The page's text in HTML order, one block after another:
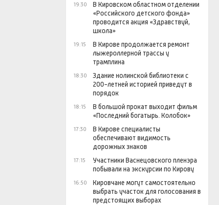
19:30
В Кировском областном отделении
«Российского детского фонда»
проводится акция «Здравствуй,
школа»
19:15
В Кирове продолжается ремонт
лыжероллерной трассы у
трамплина
18:30
Здание нолинской библиотеки с
200-летней историей приведут в
порядок
18:15
В большой прокат выходит фильм
«Последний богатырь. Колобок»
17:30
В Кирове специалисты
обеспечивают видимость
дорожных знаков
17:15
Участники Васнецовского пленэра
побывали на экскурсии по Кирову
16:50
Кировчане могут самостоятельно
выбрать участок для голосования в
предстоящих выборах